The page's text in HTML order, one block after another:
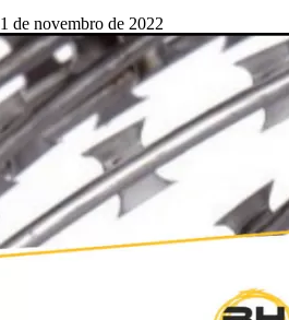
1 de novembro de 2022